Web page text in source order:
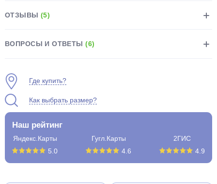
ОТЗЫВЫ (5)
ВОПРОСЫ И ОТВЕТЫ(6)
Где купить?
Как выбрать размер?
Наш рейтинг
Яндекс.Карты
5.0
Гугл.Карты
4.6
2ГИС
4.9